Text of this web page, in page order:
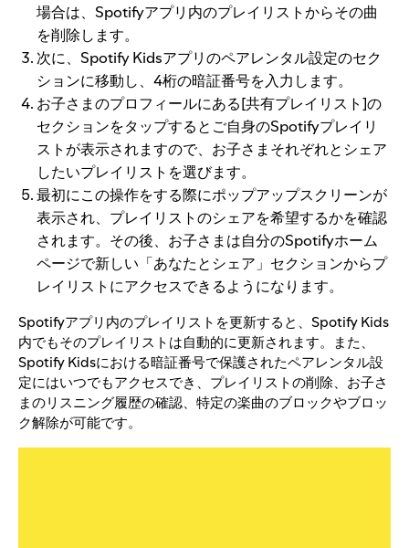
場合は、Spotifyアプリ内のプレイリストからその曲
を削除します。
次に、Spotify Kidsアプリのペアレンタル設定のセク
ションに移動し、4桁の暗証番号を入力します。
お子さまのプロフィールにある[共有プレイリスト]の
セクションをタップするとご自身のSpotifyプレイリ
ストが表示されますので、お子さまそれぞれとシェア
したいプレイリストを選びます。
最初にこの操作をする際にポップアップスクリーンが
表示され、プレイリストのシェアを希望するかを確認
されます。その後、お子さまは自分のSpotifyホーム
ページで新しい「あなたとシェア」セクションからプ
レイリストにアクセスできるようになります。
Spotifyアプリ内のプレイリストを更新すると、Spotify Kids
内でもそのプレイリストは自動的に更新されます。また、
Spotify Kidsにおける暗証番号で保護されたペアレンタル設
定にはいつでもアクセスでき、プレイリストの削除、お子さ
まのリスニング履歴の確認、特定の楽曲のブロックやブロッ
ク解除が可能です。